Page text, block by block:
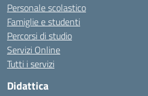
Personale scolastico
Famiglie e studenti
Percorsi di studio
Servizi Online
Tutti i servizi
Didattica